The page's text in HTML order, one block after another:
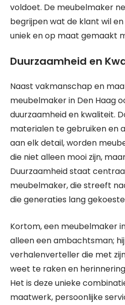
voldoet. De meubelmaker
begrijpen wat de klant wil
uniek en op maat gemaakt
Duurzaamheid en
Naast vakmanschap en
meubelmaker in Den Haag
duurzaamheid en kwaliteit.
materialen te gebruiken en
aan elk detail, worden
die niet alleen mooi zijn,
Duurzaamheid staat
meubelmaker, die streeft
die generaties lang
Kortom, een meubelmaker
alleen een ambachtsman;
verhalenverteller die met
weet te raken en
Het is deze unieke
maatwerk, persoonlijke